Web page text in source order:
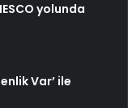
yolunda
Var’ ile